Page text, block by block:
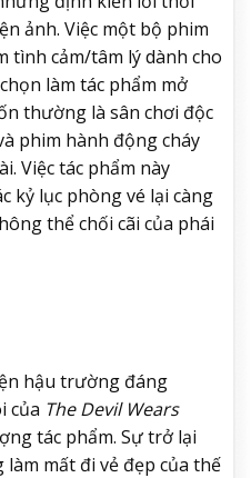
ảnh. Việc một bộ phim
tình cảm/tâm lý dành cho
làm tác phẩm mở
thường là sân chơi độc
phim hành động cháy
Việc tác phẩm này
kỷ lục phòng vé lại càng
thể chối cãi của phái
hậu trường đáng
của The Devil Wears
tác phẩm. Sự trở lại
mất đi vẻ đẹp của thế